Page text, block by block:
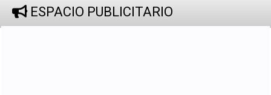
ESPACIO PUBLICITARIO